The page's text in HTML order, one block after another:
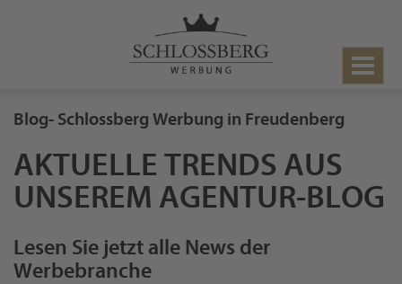
Toggle
Blog- Schlossberg Werbung in Freudenberg
AKTUELLE TRENDS AUS
UNSEREM AGENTUR-BLOG
Lesen Sie jetzt alle News der
Werbebranche